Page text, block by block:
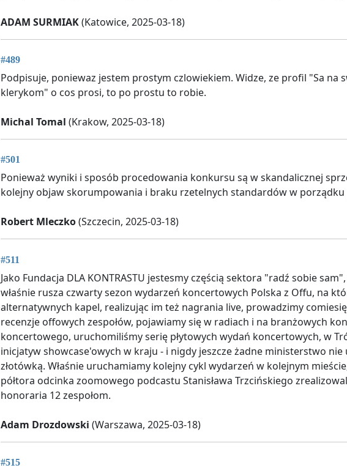
ADAM SURMIAK(Katowice, 2025-03-18)
#489
Podpisuje, poniewaz jestem prostym czlowiekiem. Widze, ze profil "Sa na
klerykom" o cos prosi, to po prostu to robie.
Michal Tomal (Krakow, 2025-03-18)
#501
Ponieważ wyniki i sposób procedowania konkursu są w skandalicznej
kolejny objaw skorumpowania i braku rzetelnych standardów w
Robert Mleczko(Szczecin, 2025-03-18)
#511
Jako Fundacja DLA KONTRASTU jestesmy częścią sektora "radź sobie
właśnie rusza czwarty sezon wydarzeń koncertowych Polska z Offu, na
alternatywnych kapel, realizując im też nagrania live, prowadzimy
recenzje offowych zespołów, pojawiamy się w radiach i na branżowych
koncertowego, uruchomiliśmy serię płytowych wydań koncertowych, w
inicjatyw showcase'owych w kraju - i nigdy jeszcze żadne ministerstwo nie
złotówką. Właśnie uruchamiamy kolejny cykl wydarzeń w kolejnym
półtora odcinka zoomowego podcastu Stanisława Trzcińskiego
honoraria 12 zespołom.
Adam Drozdowski (Warszawa, 2025-03-18)
#515